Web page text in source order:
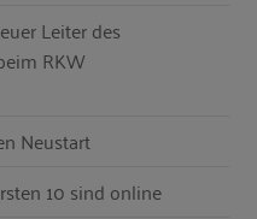
Leiter des
RKW
Neustart
10 sind online